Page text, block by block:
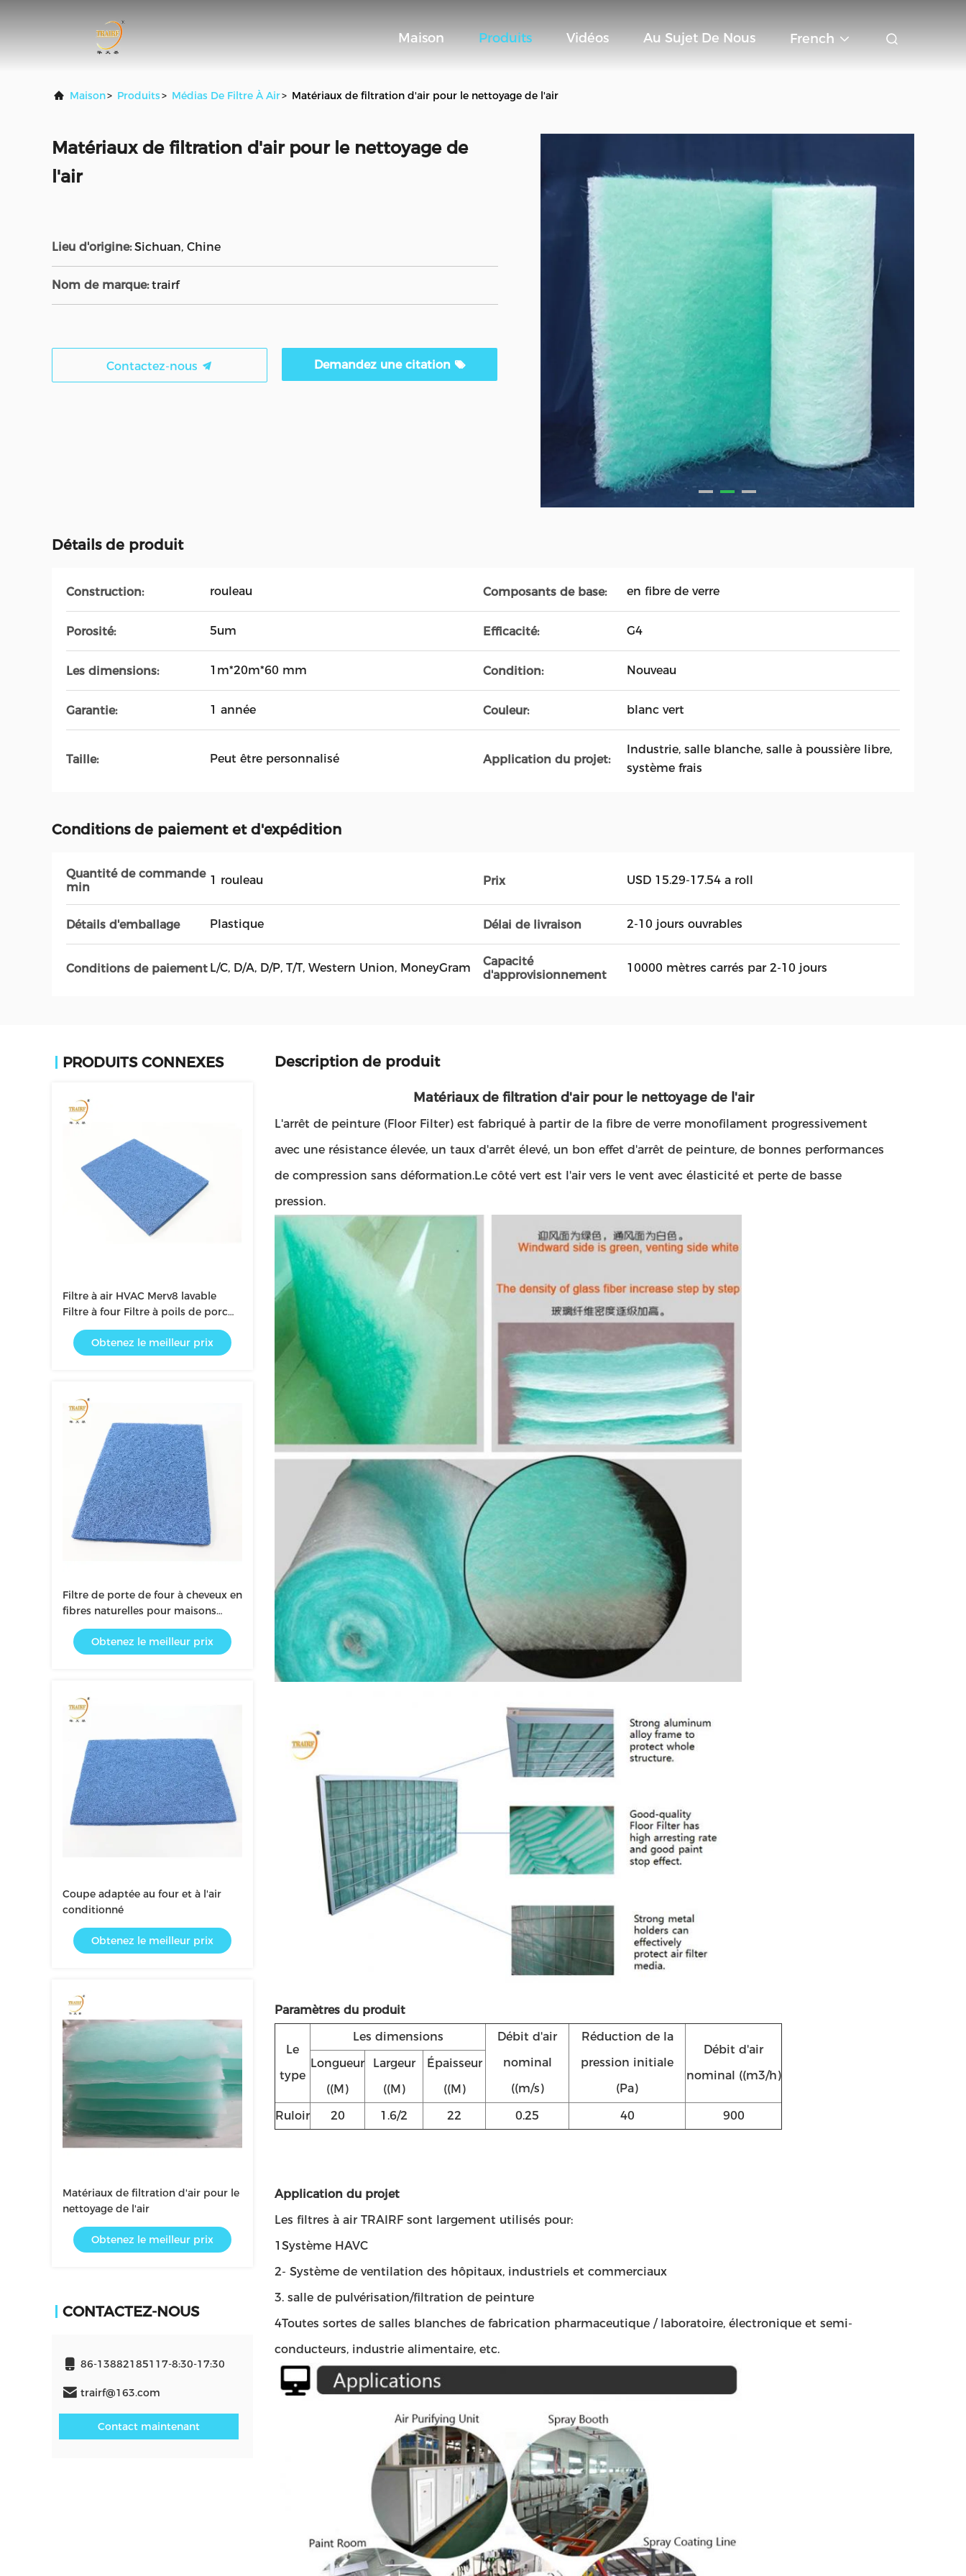
Maison Produits Vidéos Au Sujet De Nous French
Maison> Produits> Médias De Filtre À Air> Matériaux de filtration d'air pour le nettoyage de l'air
Matériaux de filtration d'air pour le nettoyage de
l'air
Lieu d'origine: Sichuan, Chine
Nom de marque: trairf
Contactez-nous Demandez une citation
Détails de produit
Construction: rouleau Composants de base: en fibre de verre
Porosité: 5um Efficacité: G4
Les dimensions: 1m*20m*60 mm Condition: Nouveau
Garantie: 1 année Couleur: blanc vert
Taille: Peut être personnalisé Application du projet:
Industrie, salle blanche, salle à poussière libre,
système frais
Conditions de paiement et d'expédition
Quantité de commande
min
1 rouleau Prix USD 15.29-17.54 a roll
Détails d'emballage Plastique Délai de livraison 2-10 jours ouvrables
Conditions de paiement L/C, D/A, D/P, T/T, Western Union, MoneyGram
Capacité
d'approvisionnement
10000 mètres carrés par 2-10 jours
PRODUITS CONNEXES
Filtre à air HVAC Merv8 lavable
Filtre à four Filtre à poils de porc
Filtre à médias
Obtenez le meilleur prix
Filtre de porte de four à cheveux en
fibres naturelles pour maisons
mobiles, manufacturées et
modulaires, bleu
Obtenez le meilleur prix
Coupe adaptée au four et à l'air
conditionné
Obtenez le meilleur prix
Matériaux de filtration d'air pour le
nettoyage de l'air
Obtenez le meilleur prix
CONTACTEZ-NOUS
86-13882185117-8:30-17:30
trairf@163.com
Contact maintenant
Description de produit
Matériaux de filtration d'air pour le nettoyage de l'air
L'arrêt de peinture (Floor Filter) est fabriqué à partir de la fibre de verre monofilament progressivement
avec une résistance élevée, un taux d'arrêt élevé, un bon effet d'arrêt de peinture, de bonnes performances
de compression sans déformation.Le côté vert est l'air vers le vent avec élasticité et perte de basse
pression.
Paramètres du produit
Le
type
Les dimensions
Débit d'air
nominal
((m/s)
Réduction de la
pression initiale
(Pa)
Débit d'air
nominal ((m3/h)
Longueur
((M)
Largeur
((M)
Épaisseur
((M)
Ruloir
20 1.6/2 22 0.25 40 900
Application du projet
Les filtres à air TRAIRF sont largement utilisés pour:
1Système HAVC
2- Système de ventilation des hôpitaux, industriels et commerciaux
3. salle de pulvérisation/filtration de peinture
4Toutes sortes de salles blanches de fabrication pharmaceutique / laboratoire, électronique et semi-
conducteurs, industrie alimentaire, etc.